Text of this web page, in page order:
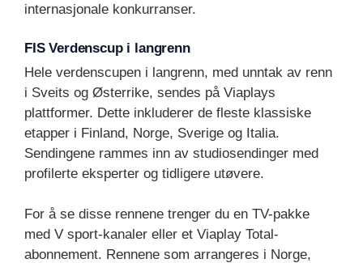
internasjonale konkurranser.
FIS Verdenscup i langrenn
Hele verdenscupen i langrenn, med unntak av renn
i Sveits og Østerrike, sendes på Viaplays
plattformer. Dette inkluderer de fleste klassiske
etapper i Finland, Norge, Sverige og Italia.
Sendingene rammes inn av studiosendinger med
profilerte eksperter og tidligere utøvere.
For å se disse rennene trenger du en TV-pakke
med V sport-kanaler eller et Viaplay Total-
abonnement. Rennene som arrangeres i Norge,